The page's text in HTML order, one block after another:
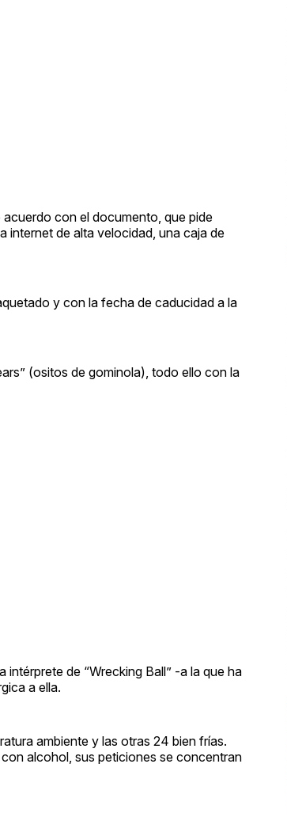
con el documento, que pide
internet de alta velocidad, una caja de
y con la fecha de caducidad a la
(ositos de gominola), todo ello con la
de “Wrecking Ball” -a la que ha
a ella.
ambiente y las otras 24 bien frías.
alcohol, sus peticiones se concentran